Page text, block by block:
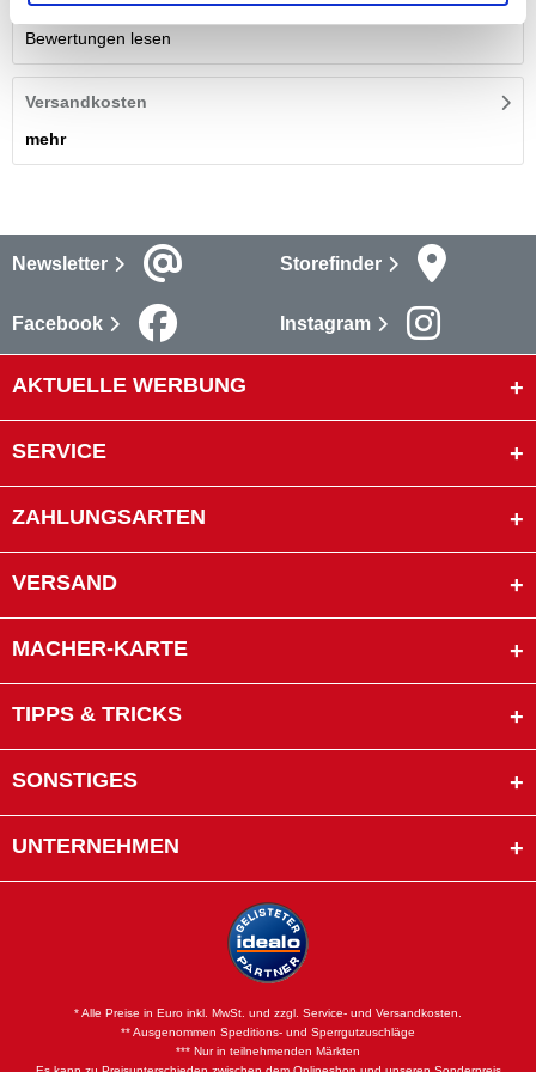
Bewertungen lesen
Versandkosten
mehr
Newsletter Storefinder
Facebook Instagram
AKTUELLE WERBUNG
SERVICE
ZAHLUNGSARTEN
VERSAND
MACHER-KARTE
TIPPS & TRICKS
SONSTIGES
UNTERNEHMEN
* Alle Preise in Euro inkl. MwSt. und zzgl. Service- und Versandkosten.
** Ausgenommen Speditions- und Sperrgutzuschläge
*** Nur in teilnehmenden Märkten